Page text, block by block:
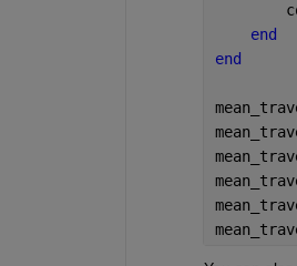
end
end